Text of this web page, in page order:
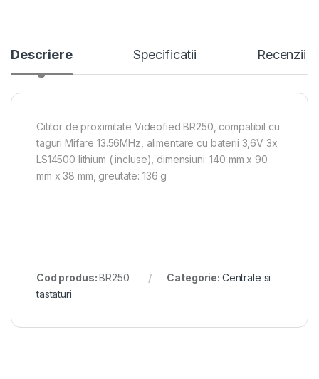
Descriere Specificatii Recenzii
Cititor de proximitate Videofied BR250, compatibil cu
taguri Mifare 13.56MHz, alimentare cu baterii 3,6V 3x
LS14500 lithium ( incluse), dimensiuni: 140 mm x 90
mm x 38 mm, greutate: 136 g
Cod produs:BR250 Categorie: Centrale si
tastaturi